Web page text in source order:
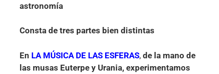
astronomía
Consta de tres partes bien distintas
En LA MÚSICA DE LAS ESFERAS, de la mano de
las musas Euterpe y Urania, experimentamos